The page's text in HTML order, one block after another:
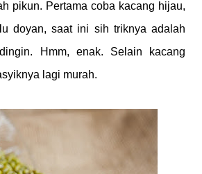
pikun. Pertama coba kacang hijau,
doyan, saat ini sih triknya adalah
Hmm, enak. Selain kacang
lagi murah.